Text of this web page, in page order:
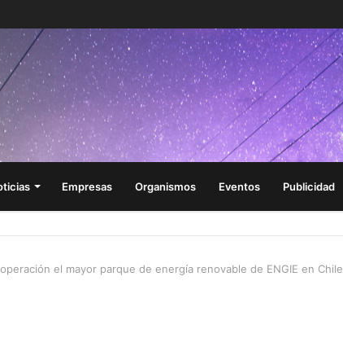
Empresas Organismos Eventos Publicidad
el mayor parque de energía renovable de ENGIE en Chile